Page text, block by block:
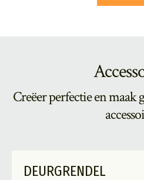
Creëer perfectie en
DEURGRENDEL